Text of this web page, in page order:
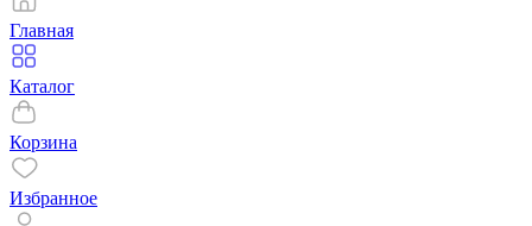
Главная
Каталог
Корзина
Избранное